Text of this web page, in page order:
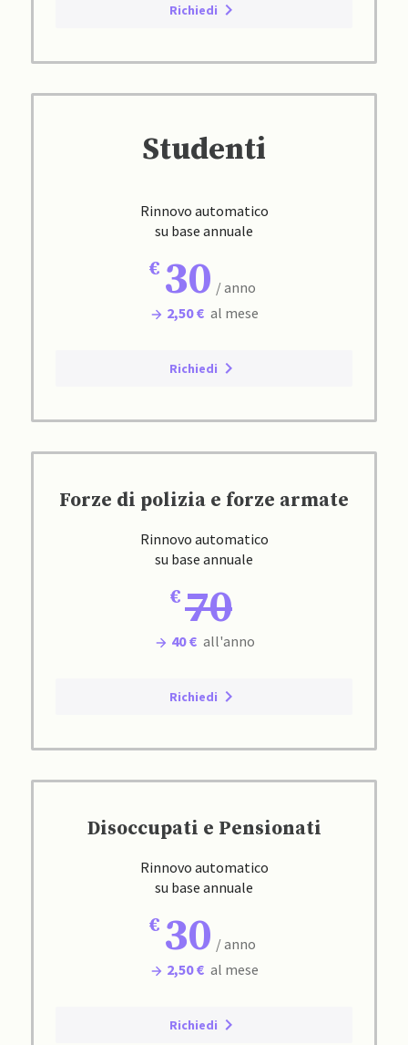
Richiedi
Studenti
Rinnovo automatico
su base annuale
30 / anno
2,50 € al mese
Richiedi
Forze di polizia e forze armate
Rinnovo automatico
su base annuale
70
40 € all'anno
Richiedi
Disoccupati e Pensionati
Rinnovo automatico
su base annuale
30 / anno
2,50 € al mese
Richiedi